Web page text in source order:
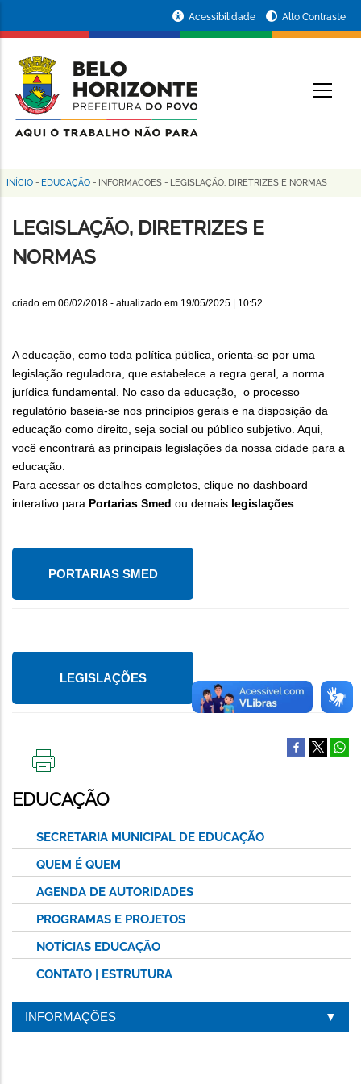
conteúdo
principal
da
Prefeitura
de
Horizonte
Acessibilidade Alto Contraste
Trilha
de
navegação
INÍCIO - EDUCAÇÃO - INFORMACOES - LEGISLAÇÃO, DIRETRIZES E NORMAS
LEGISLAÇÃO, DIRETRIZES E
NORMAS
criado em 06/02/2018 - atualizado em 19/05/2025 | 10:52
A educação, como toda política pública, orienta-se por uma
legislação reguladora, que estabelece a regra geral, a norma
jurídica fundamental. No caso da educação, o processo
regulatório baseia-se nos princípios gerais e na disposição da
educação como direito, seja social ou público subjetivo. Aqui,
você encontrará as principais legislações da nossa cidade para a
educação.
Para acessar os detalhes completos, clique no dashboard
interativo para Portarias Smed ou demais legislações
PORTARIAS SMED
LEGISLAÇÕES
ESTA
PÁGINA
EDUCAÇÃO
SECRETARIA MUNICIPAL DE EDUCAÇÃO
QUEM É QUEM
AGENDA DE AUTORIDADES
PROGRAMAS E PROJETOS
NOTÍCIAS EDUCAÇÃO
CONTATO | ESTRUTURA
INFORMAÇÕES